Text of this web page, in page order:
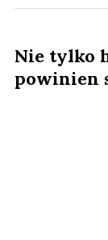
Nie tylko
powinien